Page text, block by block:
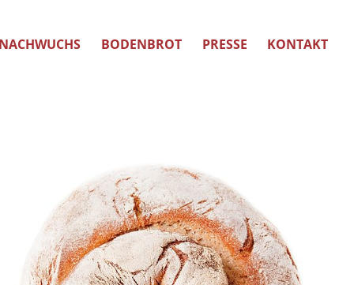
BODENBROT PRESSE KONTAKT